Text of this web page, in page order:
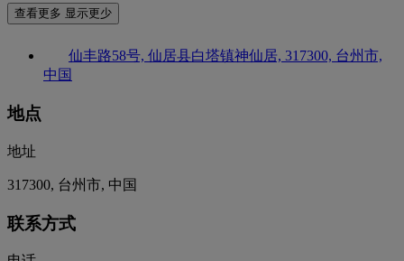
查看更多 显示更少
仙丰路58号, 仙居县白塔镇神仙居, 317300, 台州市,
中国
地点
地址
317300, 台州市, 中国
联系方式